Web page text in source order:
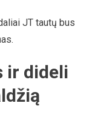
JT tautų bus
ir dideli